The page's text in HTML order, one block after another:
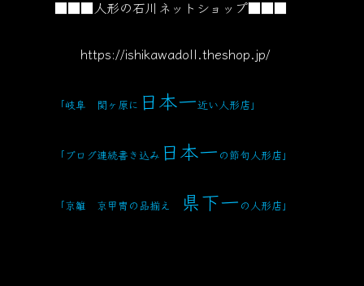
■■■人形の石川ネットショップ■■■
https://ishikawadoll.theshop.jp/
「岐阜 関ヶ原に 日本一近い人形店」
「ブログ連続書き込み 日本一 の節句人形店」
「京雛 京甲冑の品揃え 県下一 の人形店」